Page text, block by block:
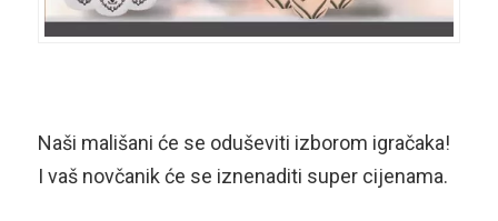
Naši mališani će se oduševiti izborom igračaka!
I vaš novčanik će se iznenaditi super cijenama.